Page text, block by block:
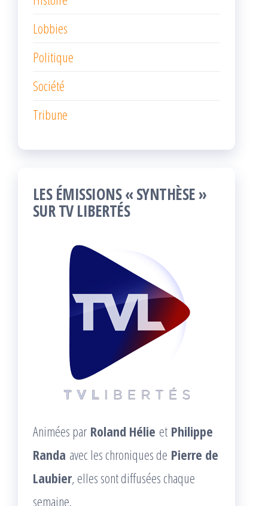
Lobbies
Politique
Société
Tribune
LES ÉMISSIONS « SYNTHÈSE »
SUR TV LIBERTÉS
Animées par Roland Hélie et Philippe
Randa avec les chroniques de Pierre de
Laubier, elles sont diffusées chaque
semaine.